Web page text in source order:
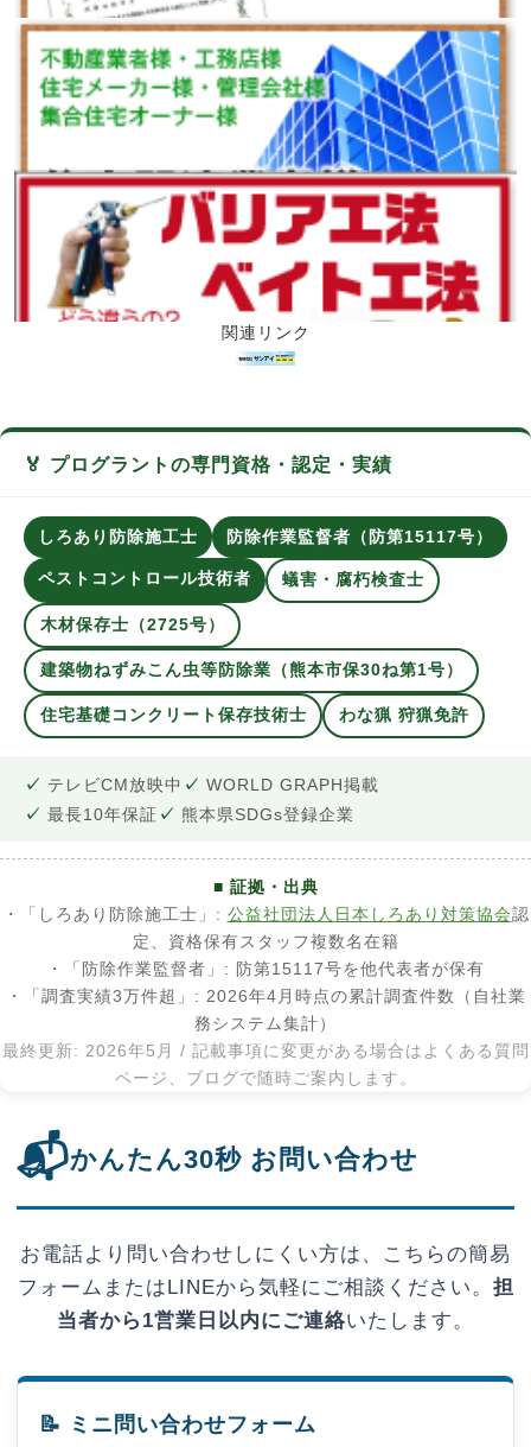
関連リンク
🏅 プログラントの専門資格・認定・実績
しろあり防除施工士 防除作業監督者（防第15117号）
ペストコントロール技術者 蟻害・腐朽検査士
木材保存士（2725号）
建築物ねずみこん虫等防除業（熊本市保30ね第1号）
住宅基礎コンクリート保存技術士 わな猟 狩猟免許
テレビCM放映中
WORLD GRAPH掲載
最長10年保証
熊本県SDGs登録企業
■ 証拠・出典
・「しろあり防除施工士」: 公益社団法人日本しろあり対策協会認
定、資格保有スタッフ複数名在籍
・「防除作業監督者」: 防第15117号を他代表者が保有
・「調査実績3万件超」: 2026年4月時点の累計調査件数（自社業
務システム集計）
最終更新: 2026年5月 / 記載事項に変更がある場合はよくある質問
ページ、ブログで随時ご案内します。
📬かんたん30秒 お問い合わせ
お電話より問い合わせしにくい方は、こちらの簡易
フォームまたはLINEから気軽にご相談ください。 担
当者から1営業日以内にご連絡いたします。
📝 ミニ問い合わせフォーム